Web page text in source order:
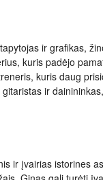
ir grafikas,
kuris padėjo
kuris daug
ir
ir įvairias istorines